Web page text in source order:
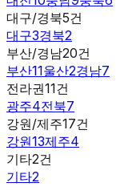
대구/경북5건
대구3경북2
부산/경남20건
부산11울산2경남7
전라권11건
광주4전북7
강원/제주17건
강원13제주4
기타2건
기타2